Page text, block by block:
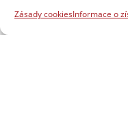
Zásady cookiesInformace o